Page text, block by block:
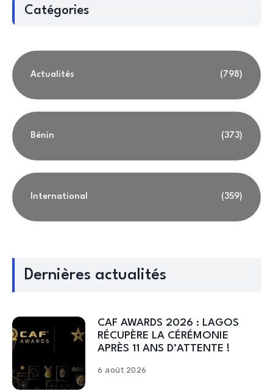
Catégories
Actualités (798)
Bénin (373)
International (359)
Dernières actualités
CAF AWARDS 2026 : LAGOS
RÉCUPÈRE LA CÉRÉMONIE
APRÈS 11 ANS D’ATTENTE !
6 août 2026